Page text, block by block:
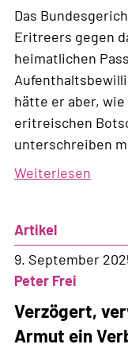
Das
Eritreers gegen
heimatlichen
hätte er aber,
eritreischen
unterschreiben
Weiterlesen
die
von
Artikel
9. September
Peter Frei
Verzögert,
Armut ein